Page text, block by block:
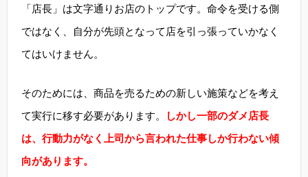
「店長」は文字通りお店のトップです。命令を受ける側
ではなく、自分が先頭となって店を引っ張っていかなく
てはいけません。
そのためには、商品を売るための新しい施策などを考え
て実行に移す必要があります。
しかし一部のダメ店長
は、行動力がなく上司から言われた仕事しか行わない傾
向があります。